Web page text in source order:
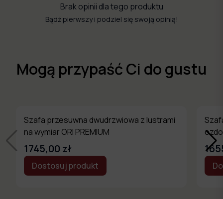
Brak opinii dla tego produktu
Bądź pierwszy i podziel się swoją opinią!
Mogą przypaść Ci do gustu
Szafa przesuwna dwudrzwiowa z lustrami
na wymiar ORI PREMIUM
1745,00 zł
Dostosuj produkt